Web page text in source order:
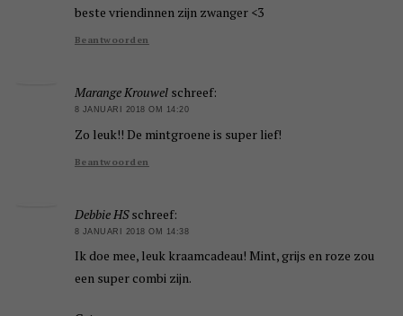
beste vriendinnen zijn zwanger <3
Beantwoorden
Marange Krouwel schreef:
8 JANUARI 2018 OM 14:20
Zo leuk!! De mintgroene is super lief!
Beantwoorden
Debbie HS schreef:
8 JANUARI 2018 OM 14:38
Ik doe mee, leuk kraamcadeau! Mint, grijs en roze zou
een super combi zijn.